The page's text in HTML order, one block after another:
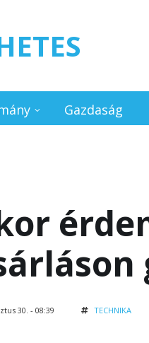
Gazdaság
30. - 08:39 TECHNIKA